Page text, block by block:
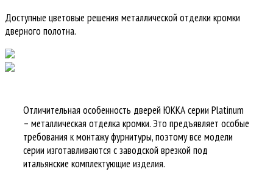
Доступные цветовые решения металлической отделки кромки
дверного полотна.
Отличительная особенность дверей ЮККА серии Platinum
– металлическая отделка кромки. Это предъявляет особые
требования к монтажу фурнитуры, поэтому все модели
серии изготавливаются с заводской врезкой под
итальянские комплектующие изделия.